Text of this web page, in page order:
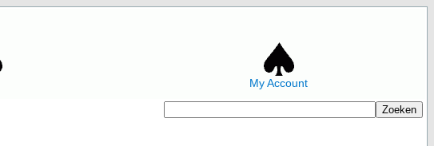
My Account